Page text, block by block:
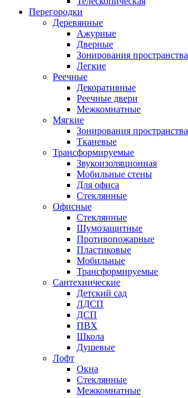
Перегородки
Деревянные
Ажурные
Дверные
Зонирования пространства
Легкие
Реечные
Декоративные
Реечные двери
Межкомнатные
Мягкие
Зонирования пространства
Тканевые
Трансформируемые
Звукоизоляционная
Мобильные стены
Для офиса
Стеклянные
Офисные
Стеклянные
Шумозащитные
Противопожарные
Пластиковые
Мобильные
Трансформируемые
Сантехнические
Детский сад
ЛДСП
ДСП
ПВХ
Школа
Душевые
Лофт
Окна
Стеклянные
Межкомнатные